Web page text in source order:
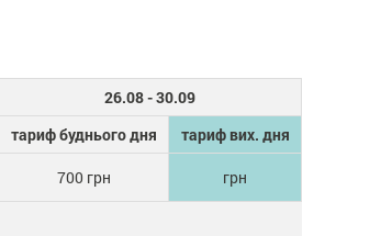
26.08 - 30.09
тариф буднього дня тариф вих. дня
700 грн грн